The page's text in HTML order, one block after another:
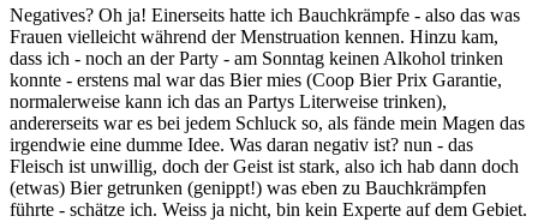
Negatives? Oh ja! Einerseits hatte ich Bauchkrämpfe - also das was
Frauen vielleicht während der Menstruation kennen. Hinzu kam,
dass ich - noch an der Party - am Sonntag keinen Alkohol trinken
konnte - erstens mal war das Bier mies (Coop Bier Prix Garantie,
normalerweise kann ich das an Partys Literweise trinken),
andererseits war es bei jedem Schluck so, als fände mein Magen das
irgendwie eine dumme Idee. Was daran negativ ist? nun - das
Fleisch ist unwillig, doch der Geist ist stark, also ich hab dann doch
(etwas) Bier getrunken (genippt!) was eben zu Bauchkrämpfen
führte - schätze ich. Weiss ja nicht, bin kein Experte auf dem Gebiet.